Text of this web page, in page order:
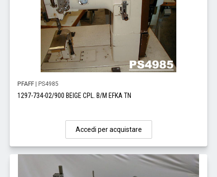
PFAFF | PS4985
1297-734-02/900 BEIGE CPL. B/M EFKA TN
Accedi per acquistare